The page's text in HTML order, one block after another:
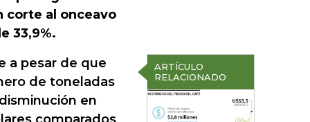
corte al onceavo
33,9%.
ARTÍCULO
RELACIONADO
a pesar de que
de toneladas
en